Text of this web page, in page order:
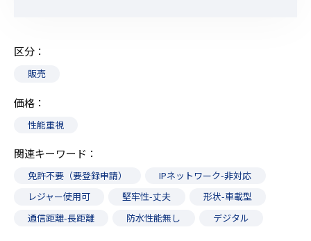
区分
販売
価格
性能重視
関連キーワード
免許不要（要登録申請）
IPネットワーク-非対応
レジャー使用可
堅牢性-丈夫
形状-車載型
通信距離-長距離
防水性能無し デジタル